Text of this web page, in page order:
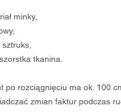
minky,
sztruks,
tkanina.
po rozciągnięciu ma ok. 100
zmian faktur podczas